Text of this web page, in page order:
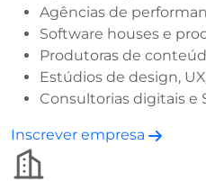
Agências de
Software houses e
Produtoras de
Estúdios de design,
Consultorias digitais e
Inscrever empresa